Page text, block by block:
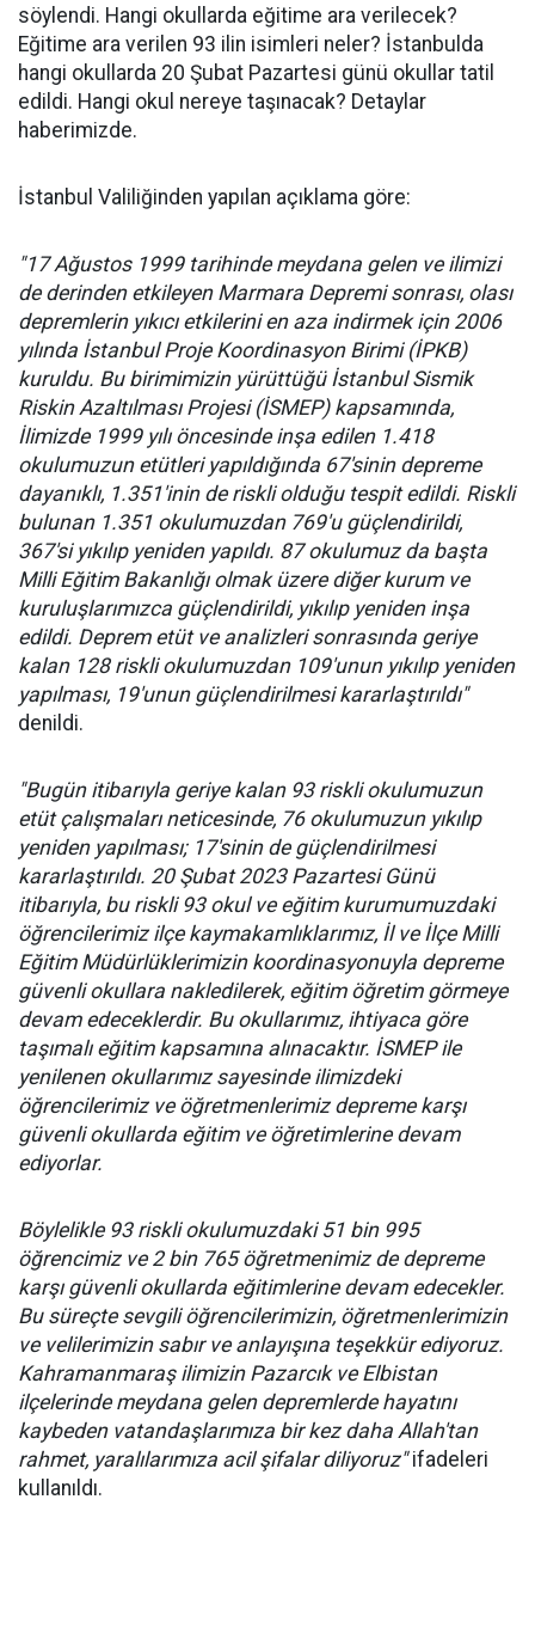
söylendi. Hangi okullarda eğitime ara verilecek?
Eğitime ara verilen 93 ilin isimleri neler? İstanbulda
hangi okullarda 20 Şubat Pazartesi günü okullar tatil
edildi. Hangi okul nereye taşınacak? Detaylar
haberimizde.
İstanbul Valiliğinden yapılan açıklama göre:
"17 Ağustos 1999 tarihinde meydana gelen ve ilimizi
de derinden etkileyen Marmara Depremi sonrası, olası
depremlerin yıkıcı etkilerini en aza indirmek için 2006
yılında İstanbul Proje Koordinasyon Birimi (İPKB)
kuruldu. Bu birimimizin yürüttüğü İstanbul Sismik
Riskin Azaltılması Projesi (İSMEP) kapsamında,
İlimizde 1999 yılı öncesinde inşa edilen 1.418
okulumuzun etütleri yapıldığında 67'sinin depreme
dayanıklı, 1.351'inin de riskli olduğu tespit edildi. Riskli
bulunan 1.351 okulumuzdan 769'u güçlendirildi,
367'si yıkılıp yeniden yapıldı. 87 okulumuz da başta
Milli Eğitim Bakanlığı olmak üzere diğer kurum ve
kuruluşlarımızca güçlendirildi, yıkılıp yeniden inşa
edildi. Deprem etüt ve analizleri sonrasında geriye
kalan 128 riskli okulumuzdan 109'unun yıkılıp yeniden
yapılması, 19'unun güçlendirilmesi kararlaştırıldı"
denildi.
"Bugün itibarıyla geriye kalan 93 riskli okulumuzun
etüt çalışmaları neticesinde, 76 okulumuzun yıkılıp
yeniden yapılması; 17'sinin de güçlendirilmesi
kararlaştırıldı. 20 Şubat 2023 Pazartesi Günü
itibarıyla, bu riskli 93 okul ve eğitim kurumumuzdaki
öğrencilerimiz ilçe kaymakamlıklarımız, İl ve İlçe Milli
Eğitim Müdürlüklerimizin koordinasyonuyla depreme
güvenli okullara nakledilerek, eğitim öğretim görmeye
devam edeceklerdir. Bu okullarımız, ihtiyaca göre
taşımalı eğitim kapsamına alınacaktır. İSMEP ile
yenilenen okullarımız sayesinde ilimizdeki
öğrencilerimiz ve öğretmenlerimiz depreme karşı
güvenli okullarda eğitim ve öğretimlerine devam
ediyorlar.
Böylelikle 93 riskli okulumuzdaki 51 bin 995
öğrencimiz ve 2 bin 765 öğretmenimiz de depreme
karşı güvenli okullarda eğitimlerine devam edecekler.
Bu süreçte sevgili öğrencilerimizin, öğretmenlerimizin
ve velilerimizin sabır ve anlayışına teşekkür ediyoruz.
Kahramanmaraş ilimizin Pazarcık ve Elbistan
ilçelerinde meydana gelen depremlerde hayatını
kaybeden vatandaşlarımıza bir kez daha Allah'tan
rahmet, yaralılarımıza acil şifalar diliyoruz"ifadeleri
kullanıldı.